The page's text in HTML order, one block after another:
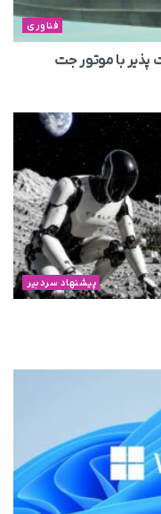
فناوری
پیشنهاد سردبیر